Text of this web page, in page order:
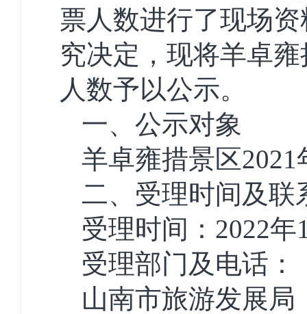
票人数进行了现场
究决定，现将羊卓
人数予以公示。
一、公示对象
羊卓雍措景区2021
二、受理时间及联
受理时间：2022
受理部门及电话：
山南市旅游发展